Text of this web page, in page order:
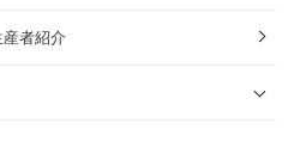
者紹介